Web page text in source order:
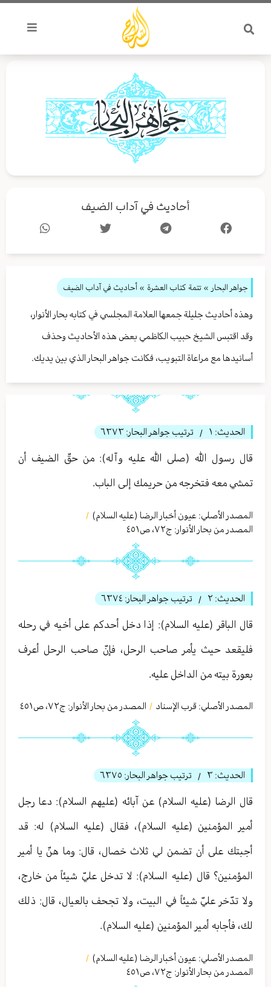
تخطي
المحتوى
أحاديث في آداب الضيف
جواهر البحار » تتمة كتاب العشرة » أحاديث في آداب الضيف
وهذه أحاديث جليلة جمعها العلامة المجلسي في كتابه بحار الأنوار،
وقد اقتبس الشيخ حبيب الكاظمي بعض هذه الأحاديث وحذف
أسانيدها مع مراعاة التبويب، فكانت جواهر البحار الذي بين يديك.
الحديث: ١ / ترتيب جواهر البحار: ٦٣٧٣
قال رسول الله (صلى الله عليه وآله): من حقّ الضيف أن
تمشي معه فتخرجه من حريمك إلى الباب.
المصدر الأصلي: عيون أخبار الرضا (عليه السلام) /
المصدر من بحار الأنوار: ج٧٢، ص٤٥١
الحديث: ٢ / ترتيب جواهر البحار: ٦٣٧٤
قال الباقر (عليه السلام): إذا دخل أحدكم على أخيه في رحله
فليقعد حيث يأمر صاحب الرحل، فإنّ صاحب الرحل أعرف
بعورة بيته من الداخل عليه.
المصدر الأصلي: قرب الإسناد / المصدر من بحار الأنوار: ج٧٢، ص٤٥١
الحديث: ٣ / ترتيب جواهر البحار: ٦٣٧٥
قال الرضا (عليه السلام) عن آبائه (عليهم السلام): دعا رجل
أمير المؤمنين (عليه السلام)، فقال (عليه السلام) له: قد
أجبتك على أن تضمن لي ثلاث خصال، قال: وما هنّ يا أمير
المؤمنين؟ قال (عليه السلام): لا تدخل عليّ شيئاً من خارج،
ولا تدّخر عليّ شيئاً في البيت، ولا تجحف بالعيال، قال: ذلك
لك، فأجابه أمير المؤمنين (عليه السلام).
المصدر الأصلي: عيون أخبار الرضا (عليه السلام) /
المصدر من بحار الأنوار: ج٧٢، ص٤٥١